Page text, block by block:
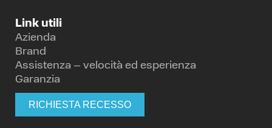
Link utili
Azienda
Brand
Assistenza – velocità ed esperienza
Garanzia
RICHIESTA RECESSO